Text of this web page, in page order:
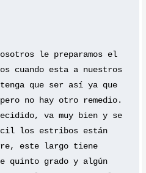
cuando esta a nuestros
que ser así ya que
no hay otro remedio.
va muy bien y se
los estribos están
este largo tiene
quinto grado y algún